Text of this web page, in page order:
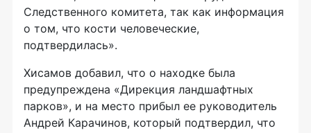
Следственного комитета, так как информация
о том, что кости человеческие,
подтвердилась».
Хисамов добавил, что о находке была
предупреждена «Дирекция ландшафтных
парков», и на место прибыл ее руководитель
Андрей Карачинов, который подтвердил, что